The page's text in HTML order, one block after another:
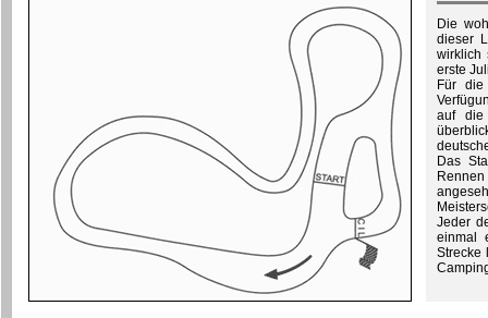
Die
dieser
wirklich
erste
Für die
auf die
Das
Jeder
einmal
Strecke